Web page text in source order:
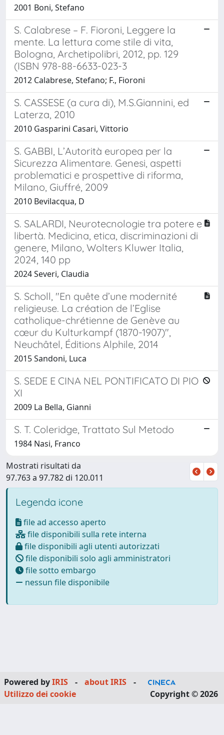
2001 Boni, Stefano
S. Calabrese – F. Fioroni, Leggere la
mente. La lettura come stile di vita,
Bologna, Archetipolibri, 2012, pp. 129
(ISBN 978-88-6633-023-3
2012 Calabrese, Stefano; F., Fioroni
S. CASSESE (a cura di), M.S.Giannini, ed
Laterza, 2010
2010 Gasparini Casari, Vittorio
S. GABBI, L’Autorità europea per la
Sicurezza Alimentare. Genesi, aspetti
problematici e prospettive di riforma,
Milano, Giuffré, 2009
2010 Bevilacqua, D
S. SALARDI, Neurotecnologie tra potere e
libertà. Medicina, etica, discriminazioni di
genere, Milano, Wolters Kluwer Italia,
2024, 140 pp
2024 Severi, Claudia
S. Scholl, "En quête d’une modernité
religieuse. La création de l’Eglise
catholique-chrétienne de Genève au
cœur du Kulturkampf (1870-1907)",
Neuchâtel, Éditions Alphile, 2014
2015 Sandoni, Luca
S. SEDE E CINA NEL PONTIFICATO DI PIO
XI
2009 La Bella, Gianni
S. T. Coleridge, Trattato Sul Metodo
1984 Nasi, Franco
Mostrati risultati da
97.763 a 97.782 di 120.011
Legenda icone
file ad accesso aperto
file disponibili sulla rete interna
file disponibili agli utenti autorizzati
file disponibili solo agli amministratori
file sotto embargo
nessun file disponibile
Powered byIRIS - about IRIS
-
Utilizzo dei cookie
Copyright © 2026